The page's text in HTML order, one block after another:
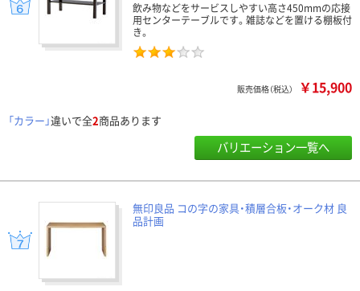
飲み物などをサービスしやすい高さ450mmの応接
用センターテーブルです。雑誌などを置ける棚板付
き。
販売価格（税込） ￥15,900
「カラー」違いで全2商品あります
バリエーション一覧へ
無印良品 コの字の家具・積層合板・オーク材 良
品計画